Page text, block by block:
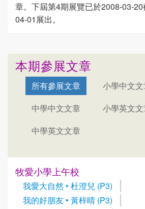
章。下屆第4期展覽已於2008-03-
04-01展出。
本期參展文章
所有參展文章
小學中文
中學中文文章
小學英文
中學英文文章
牧愛小學上午校
我愛大自然 • 杜澄兒 (P3)
我的好朋友 • 黃梓晴 (P3)